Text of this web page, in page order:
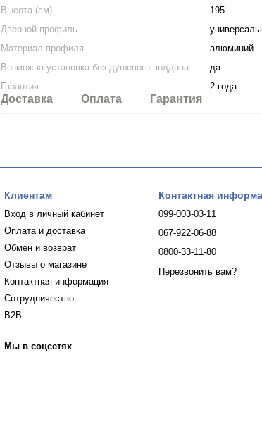
Высота (см)
195
Дверной профиль
Материал профиля
алюминий
Возможна установка без душевого поддона
да
Гарантия
2 года
Доставка Оплата Гарантия
Клиентам
Вход в личный кабинет
Оплата и доставка
Обмен и возврат
Отзывы о магазине
Контактная информация
Сотрудничество
B2B
Мы в соцсетях
Контактная
099-003-03-11
067-922-06-88
0800-33-11-80
Перезвонить вам?